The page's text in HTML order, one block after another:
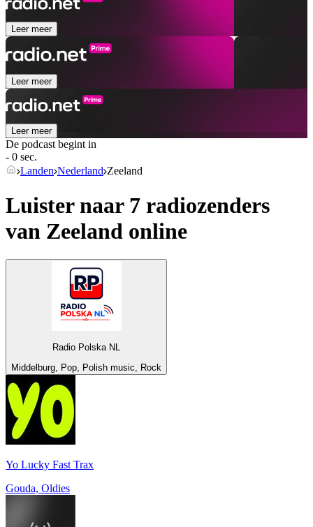
Leer meer
Leer meer
Leer meer
De podcast begint in
- 0 sec.
Landen Nederland Zeeland
Luister naar 7 radiozenders
van Zeeland online
Radio Polska NL
Middelburg, Pop, Polish music, Rock
Yo Lucky Fast Trax
Gouda, Oldies